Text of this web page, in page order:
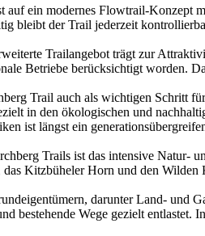
auf ein modernes Flowtrail-Konzept
bleibt der Trail jederzeit
Trailangebot trägt zur
Betriebe berücksichtigt worden.
Trail auch als wichtigen Schritt
in den ökologischen und
ist längst ein
Trails ist das intensive Natur-
Kitzbüheler Horn und den
darunter Land- und
bestehende Wege gezielt